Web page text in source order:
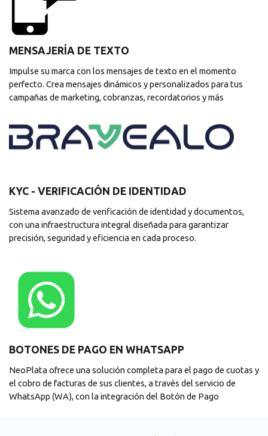
MENSAJERÍA DE TEXTO
Impulse su marca con los mensajes de texto en el momento
perfecto. Crea mensajes dinámicos y personalizados para tus
campañas de marketing, cobranzas, recordatorios y más
KYC - VERIFICACIÓN DE IDENTIDAD
Sistema avanzado de verificación de identidad y documentos,
con una infraestructura integral diseñada para garantizar
precisión, seguridad y eficiencia en cada proceso.
BOTONES DE PAGO EN WHATSAPP
NeoPlata ofrece una solución completa para el pago de cuotas y
el cobro de facturas de sus clientes, a través del servicio de
WhatsApp (WA), con la integración del Botón de Pago